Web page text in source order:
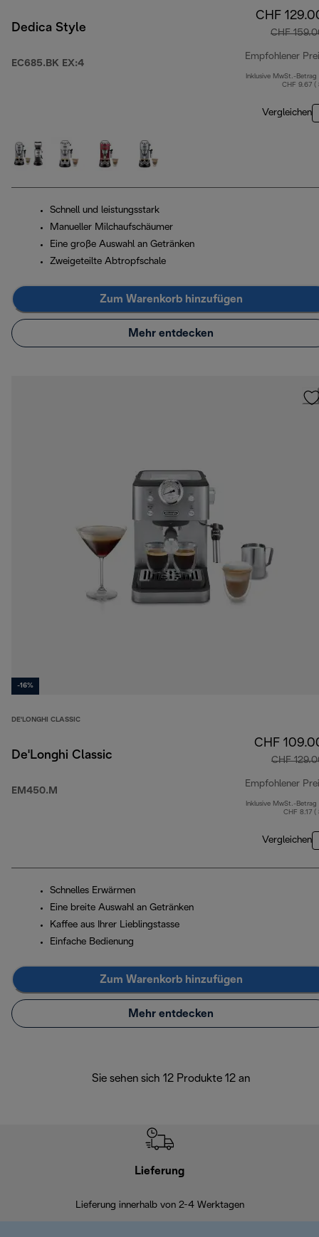
Dedica Style
EC685.BK EX:4
CHF
CHF
Empfohlener
Inklusive MwSt.-Betrag
CHF 9.67 (
Vergleichen
Schnell und leistungsstark
Manueller Milchaufschäumer
Eine große Auswahl an Getränken
Zweigeteilte Abtropfschale
Zum Warenkorb hinzufügen
Mehr entdecken
-16%
DE'LONGHI CLASSIC
De'Longhi Classic
EM450.M
CHF
CHF
Empfohlener
Inklusive MwSt.-Betrag
CHF 8.17 (
Vergleichen
Schnelles Erwärmen
Eine breite Auswahl an Getränken
Kaffee aus Ihrer Lieblingstasse
Einfache Bedienung
Zum Warenkorb hinzufügen
Mehr entdecken
Sie sehen sich 12 Produkte 12 an
Lieferung
Lieferung innerhalb von 2-4 Werktagen